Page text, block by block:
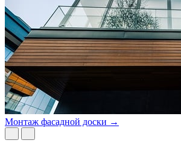
Монтаж фасадной доски →